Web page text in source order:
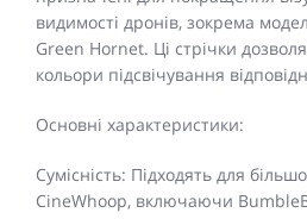
видимості дронів, зокрема
Green Hornet. Ці стрічки
кольори підсвічування
Основні характеристики:
Сумісність: Підходять для
CineWhoop, включаючи